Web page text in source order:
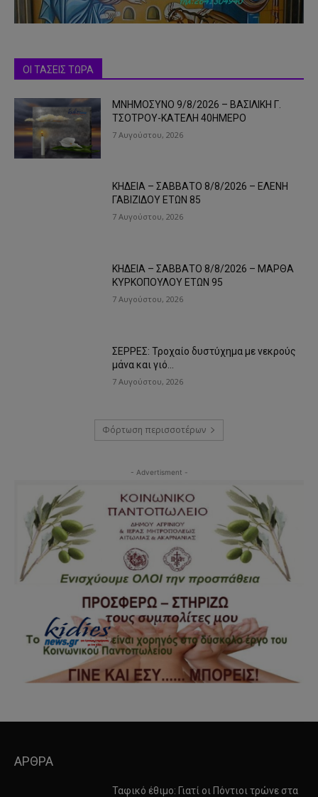
ΟΙ ΤΑΣΕΙΣ ΤΩΡΑ
ΜΝΗΜΟΣΥΝΟ 9/8/2026 – ΒΑΣΙΛΙΚΗ Γ.
ΤΣΟΤΡΟΥ-ΚΑΤΕΛΗ 40ΗΜΕΡΟ
7 Αυγούστου, 2026
ΚΗΔΕΙΑ – ΣΑΒΒΑΤΟ 8/8/2026 – ΕΛΕΝΗ
ΓΑΒΙΖΙΔΟΥ ΕΤΩΝ 85
7 Αυγούστου, 2026
ΚΗΔΕΙΑ – ΣΑΒΒΑΤΟ 8/8/2026 – ΜΑΡΘΑ
ΚΥΡΚΟΠΟΥΛΟΥ ΕΤΩΝ 95
7 Αυγούστου, 2026
ΣΕΡΡΕΣ: Τροχαίο δυστύχημα με νεκρούς
μάνα και γιό…
7 Αυγούστου, 2026
Φόρτωση περισσοτέρων
- Advertisment -
ΑΡΘΡΑ
Ταφικό έθιμο: Γιατί οι Πόντιοι τρώνε στα